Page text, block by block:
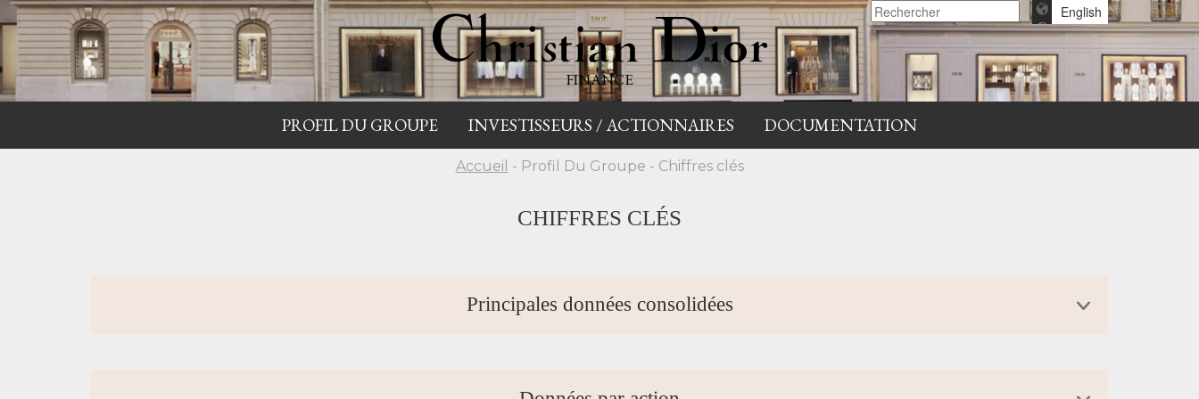
English
FINANCE
PROFIL DU GROUPE INVESTISSEURS / ACTIONNAIRES DOCUMENTATION
Accueil - Profil Du Groupe - Chiffres clés
CHIFFRES CLÉS
Principales données consolidées